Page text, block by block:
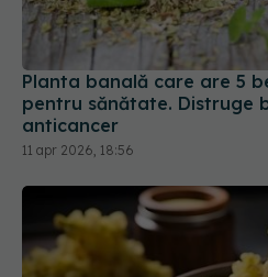
Planta banală care are 5
pentru sănătate. Distruge
anticancer
11 apr 2026, 18:56